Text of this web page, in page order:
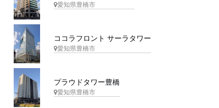
愛知県豊橋市
ココラフロント サーラタワー
愛知県豊橋市
プラウドタワー豊橋
愛知県豊橋市